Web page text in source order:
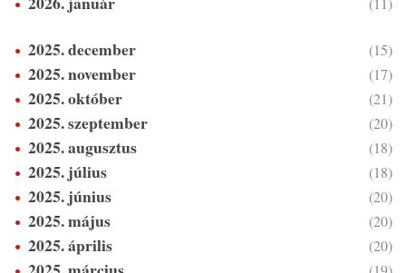
2025. december (15)
2025. november (17)
2025. október (21)
2025. szeptember (20)
2025. augusztus (18)
2025. július (18)
2025. június (20)
2025. május (20)
2025. április (20)